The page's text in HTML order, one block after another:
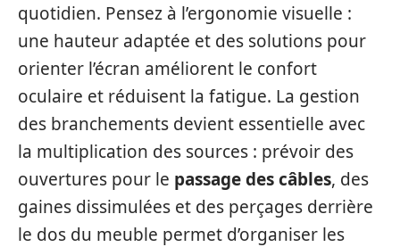
quotidien. Pensez à l’ergonomie visuelle :
une hauteur adaptée et des solutions pour
orienter l’écran améliorent le confort
oculaire et réduisent la fatigue. La gestion
des branchements devient essentielle avec
la multiplication des sources : prévoir des
ouvertures pour le passage des câbles, des
gaines dissimulées et des perçages derrière
le dos du meuble permet d’organiser les